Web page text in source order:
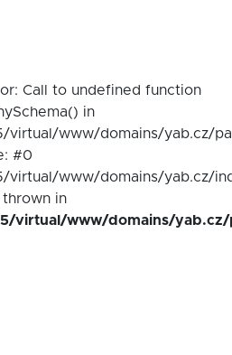
Call to undefined function
in
virtual/www/domains/yab.cz/
#0
virtual/www/domains/yab.cz/
thrown in
virtual/www/domains/yab.cz/